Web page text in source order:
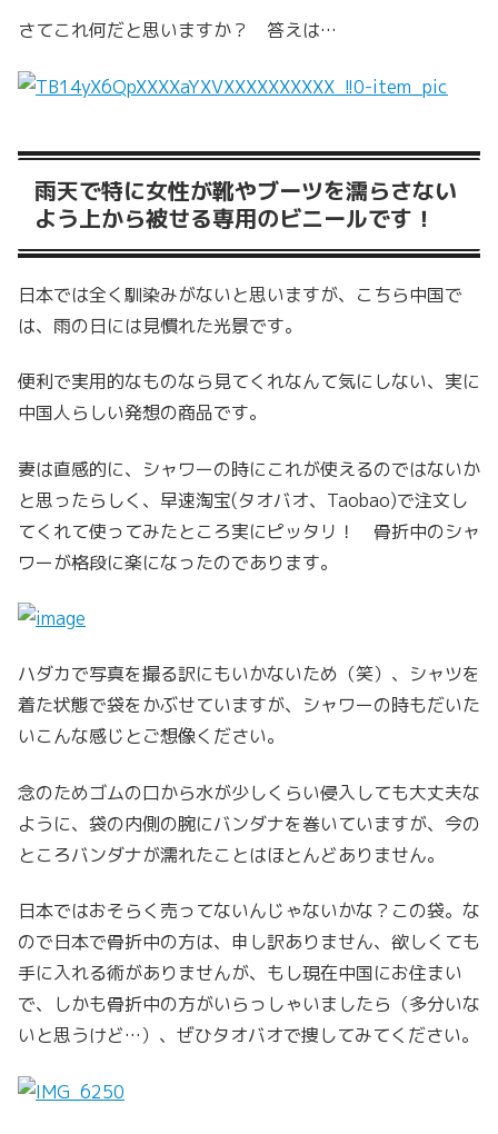
さてこれ何だと思いますか？ 答えは…
雨天で特に女性が靴やブーツを濡らさない
よう上から被せる専用のビニールです！
日本では全く馴染みがないと思いますが、こちら中国で
は、雨の日には見慣れた光景です。
便利で実用的なものなら見てくれなんて気にしない、実に
中国人らしい発想の商品です。
妻は直感的に、シャワーの時にこれが使えるのではないか
と思ったらしく、早速淘宝(タオバオ、Taobao)で注文し
てくれて使ってみたところ実にピッタリ！ 骨折中のシャ
ワーが格段に楽になったのであります。
ハダカで写真を撮る訳にもいかないため（笑）、シャツを
着た状態で袋をかぶせていますが、シャワーの時もだいた
いこんな感じとご想像ください。
念のためゴムの口から水が少しくらい侵入しても大丈夫な
ように、袋の内側の腕にバンダナを巻いていますが、今の
ところバンダナが濡れたことはほとんどありません。
日本ではおそらく売ってないんじゃないかな？この袋。な
ので日本で骨折中の方は、申し訳ありません、欲しくても
手に入れる術がありませんが、もし現在中国にお住まい
で、しかも骨折中の方がいらっしゃいましたら（多分いな
いと思うけど…）、ぜひタオバオで捜してみてください。